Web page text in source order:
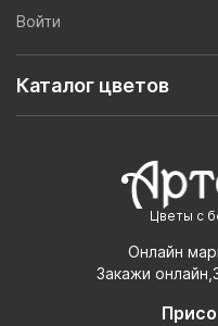
Цветы с
Онлайн
Закажи
Войти
Каталог цветов